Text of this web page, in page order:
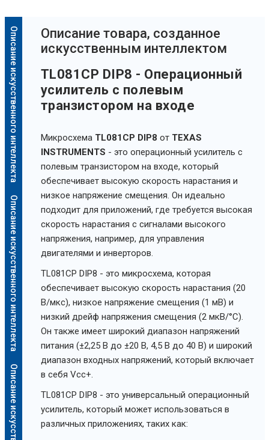
Описание искусственного интеллекта
Описание искусственного интеллекта
Oписание товара, созданное
искусственным интеллектом
TL081CP DIP8 - Операционный
усилитель с полевым
транзистором на входе
Микросхема TL081CP DIP8 от TEXAS
INSTRUMENTS - это операционный усилитель с
полевым транзистором на входе, который
обеспечивает высокую скорость нарастания и
низкое напряжение смещения. Он идеально
подходит для приложений, где требуется высокая
скорость нарастания с сигналами высокого
напряжения, например, для управления
двигателями и инверторов.
TL081CP DIP8 - это микросхема, которая
обеспечивает высокую скорость нарастания (20
В/мкс), низкое напряжение смещения (1 мВ) и
низкий дрейф напряжения смещения (2 мкВ/°C).
Он также имеет широкий диапазон напряжений
питания (±2,25 В до ±20 В, 4,5 В до 40 В) и широкий
диапазон входных напряжений, который включает
в себя Vcc+.
TL081CP DIP8 - это универсальный операционный
усилитель, который может использоваться в
различных приложениях, таких как: